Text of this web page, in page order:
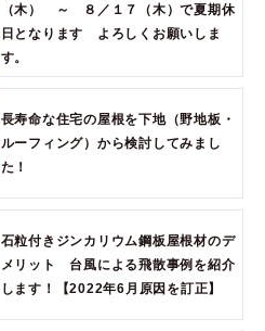
（木） ～ ８／１７（木）で夏期休
日となります よろしくお願いしま
す。
長寿命な住宅の屋根を下地（野地板・
ルーフィング）から検討してみまし
た！
石粒付きジンカリウム鋼板屋根材のデ
メリット 台風による飛散事例を紹介
します！【2022年6月原因を訂正】